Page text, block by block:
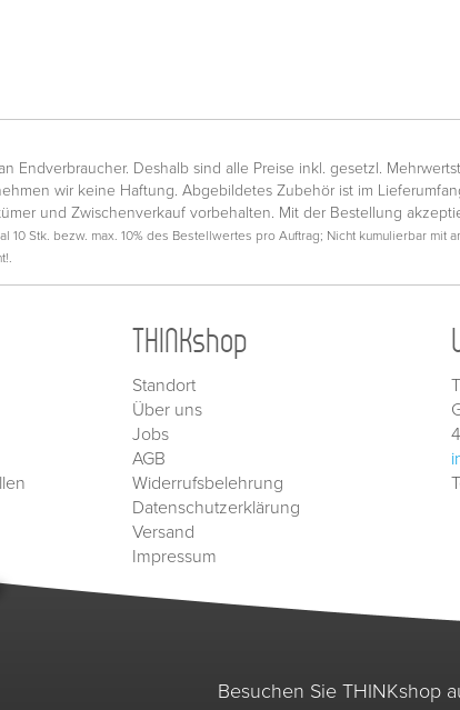
Endverbraucher. Deshalb sind alle Preise inkl. gesetzl.
wir keine Haftung. Abgebildetes Zubehör ist im
und Zwischenverkauf vorbehalten. Mit der Bestellung
10 Stk. bezw. max. 10% des Bestellwertes pro Auftrag; Nicht kumulierbar
THINKshop
Standort
Über uns
Jobs
AGB
Widerrufsbelehrung
Datenschutzerklärung
Versand
Impressum
Besuchen Sie THINKshop